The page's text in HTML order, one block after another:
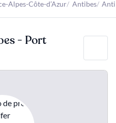
Alpes-Côte-d’Azur Antibes
- Port